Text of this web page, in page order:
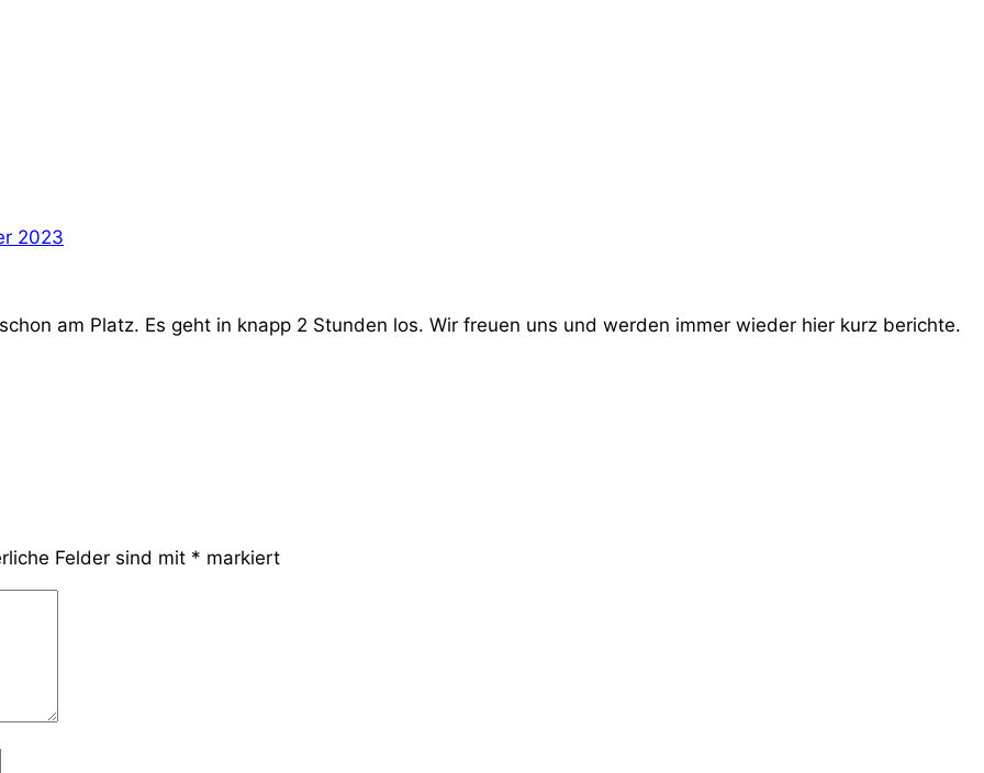
2023
am Platz. Es geht in knapp 2 Stunden los. Wir freuen uns und werden immer wieder hier kurz berichte.
Felder sind mit * markiert